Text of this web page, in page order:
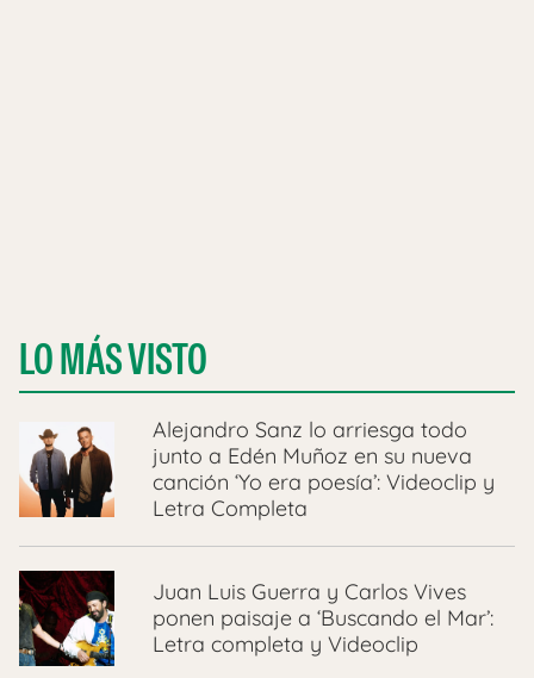
LO MÁS VISTO
Alejandro Sanz lo arriesga todo
junto a Edén Muñoz en su nueva
canción ‘Yo era poesía’: Videoclip y
Letra Completa
Juan Luis Guerra y Carlos Vives
ponen paisaje a ‘Buscando el Mar’:
Letra completa y Videoclip